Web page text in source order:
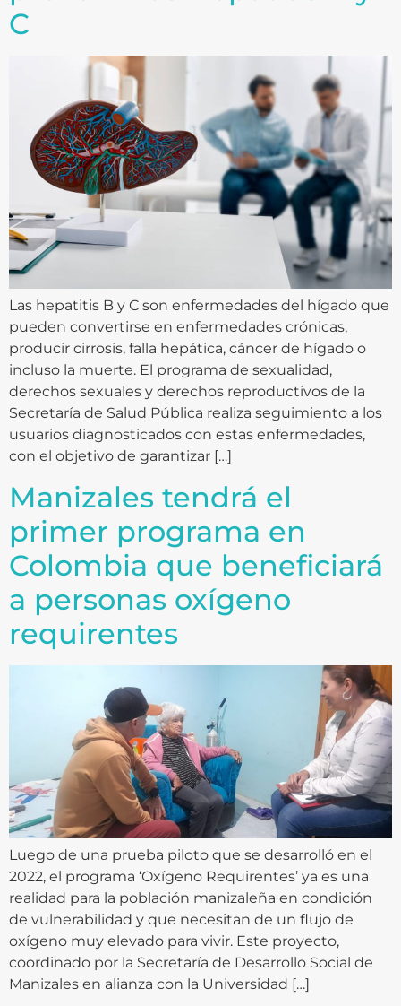
C
Las hepatitis B y C son enfermedades del hígado que
pueden convertirse en enfermedades crónicas,
producir cirrosis, falla hepática, cáncer de hígado o
incluso la muerte. El programa de sexualidad,
derechos sexuales y derechos reproductivos de la
Secretaría de Salud Pública realiza seguimiento a los
usuarios diagnosticados con estas enfermedades,
con el objetivo de garantizar […]
Manizales tendrá el
primer programa en
Colombia que beneficiará
a personas oxígeno
requirentes
Luego de una prueba piloto que se desarrolló en el
2022, el programa ‘Oxígeno Requirentes’ ya es una
realidad para la población manizaleña en condición
de vulnerabilidad y que necesitan de un flujo de
oxígeno muy elevado para vivir. Este proyecto,
coordinado por la Secretaría de Desarrollo Social de
Manizales en alianza con la Universidad […]